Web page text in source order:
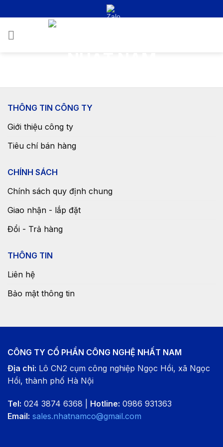
qua
nội
dung
THÔNG TIN CÔNG TY
Giới thiệu công ty
Tiêu chí bán hàng
CHÍNH SÁCH
Chính sách quy định chung
Giao nhận - lắp đặt
Đổi - Trả hàng
THÔNG TIN
Liên hệ
Bảo mật thông tin
CÔNG TY CỔ PHẦN CÔNG NGHỆ NHẤT NAM
Địa chỉ: Lô CN2 cụm công nghiệp Ngọc Hồi, xã Ngọc
Hồi, thành phố Hà Nội
Tel: 024 3874 6368 | Hotline: 0986 931363
Email: sales.nhatnamco@gmail.com